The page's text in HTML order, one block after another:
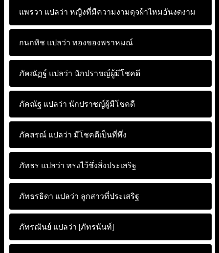
เเพรวา แปลว่า หญิงที่มีความงามดุจผ้าไหมอันงดงาม
กนกทิช แปลว่า ทองของพราหมณ์
ภัคณัฏฐ์ แปลว่า นักปราชญ์ผู้มีโชคดี
ภัคณัฐ แปลว่า นักปราชญ์ผู้มีโชคดี
ภัคสรณ์ แปลว่า มีโชคดีเป็นที่พึ่ง
ภัทธร แปลว่า ทรงไว้ซึ่งสิ่งประเสริฐ
ภัทธรธิดา แปลว่า ลูกสาวที่ประเสริฐ
ภัทรณันย์ แปลว่า [ภัทรนันท์]